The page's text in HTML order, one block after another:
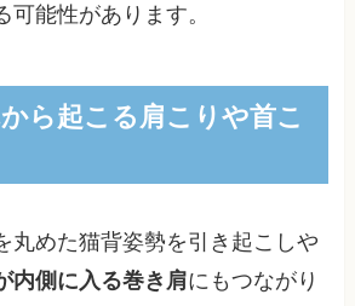
可能性があります。
ら起こる肩こりや首こ
丸めた猫背姿勢を引き起こしや
内側に入る巻き肩にもつながり